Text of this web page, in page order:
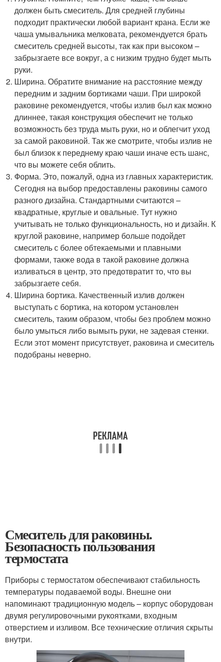
должен быть смеситель. Для средней глубины
подходит практически любой вариант крана. Если же
чаша умывальника мелковата, рекомендуется брать
смеситель средней высоты, так как при высоком –
забрызгаете все вокруг, а с низким трудно будет мыть
руки.
Ширина. Обратите внимание на расстояние между
передним и задним бортиками чаши. При широкой
раковине рекомендуется, чтобы излив был как можно
длиннее, такая конструкция обеспечит не только
возможность без труда мыть руки, но и облегчит уход
за самой раковиной. Так же смотрите, чтобы излив не
был близок к переднему краю чаши иначе есть шанс,
что вы можете себя облить.
Форма. Это, пожалуй, одна из главных характеристик.
Сегодня на выбор предоставлены раковины самого
разного дизайна. Стандартными считаются –
квадратные, круглые и овальные. Тут нужно
учитывать не только функциональность, но и дизайн. К
круглой раковине, например больше подойдет
смеситель с более обтекаемыми и плавными
формами, также вода в такой раковине должна
изливаться в центр, это предотвратит то, что вы
забрызгаете себя.
Ширина бортика. Качественный излив должен
выступать с бортика, на котором установлен
смеситель, таким образом, чтобы без проблем можно
было умыться либо вымыть руки, не задевая стенки.
Если этот момент присутствует, раковина и смеситель
подобраны неверно.
Смеситель для раковины.
Безопасность пользования
термостата
Приборы с термостатом обеспечивают стабильность
температуры подаваемой воды. Внешне они
напоминают традиционную модель – корпус оборудован
двумя регулировочными рукоятками, входным
отверстием и изливом. Все технические отличия скрыты
внутри.